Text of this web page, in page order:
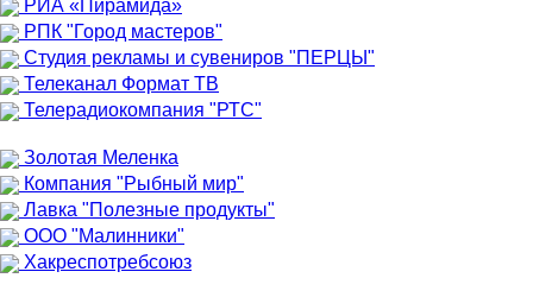
РИА «Пирамида»
РПК "Город мастеров"
Студия рекламы и сувениров "ПЕРЦЫ"
Телеканал Формат ТВ
Телерадиокомпания "РТС"
Золотая Меленка
Компания "Рыбный мир"
Лавка "Полезные продукты"
ООО "Малинники"
Хакреспотребсоюз